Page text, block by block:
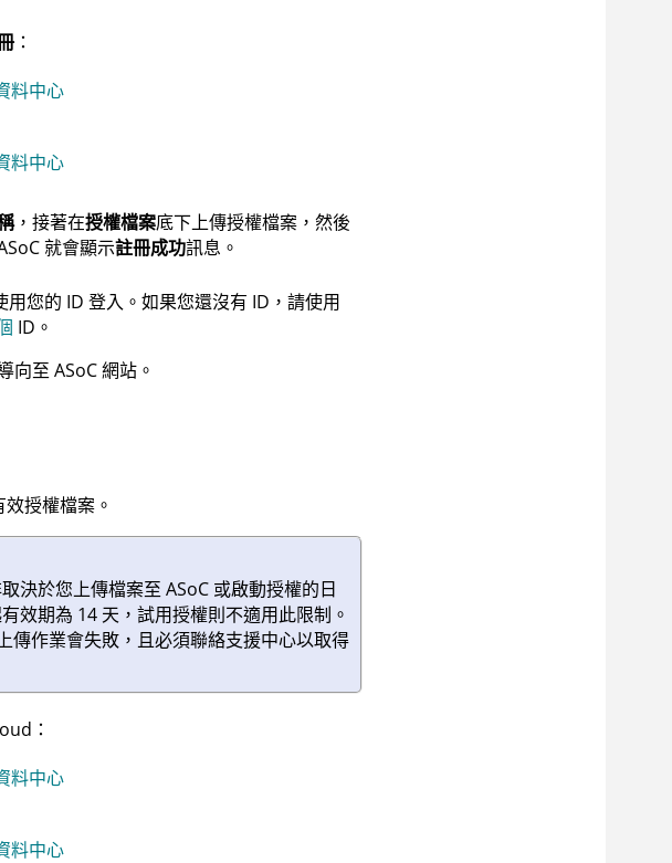
：
料中心
料中心
，接著在授權檔案底下上傳授權檔案，然後
就會顯示註冊成功訊息。
您的 ID 登入。如果您還沒有 ID，請使用
ID。
向至 ASoC網站。
授權檔案。
決於您上傳檔案至 ASoC 或啟動授權的日
效期為 14 天，試用授權則不適用此限制。
傳作業會失敗，且必須聯絡支援中心以取得
：
料中心
料中心